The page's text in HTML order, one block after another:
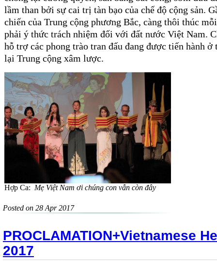
lầm than bởi sự cai trị tàn bạo của chế độ cộng sản.
chiến của Trung cộng phương Bắc, càng thôi thúc
phải ý thức trách nhiệm đối với đất nước Việt Nam.
hỗ trợ các phong trào tran đấu đang được tiến hành ở
lại Trung cộng xâm lược.
Hợp Ca: Mẹ Việt Nam ơi chúng con vẫn còn đây
Posted on 28 Apr 2017
PROCLAMATION+Vietnamese
2017